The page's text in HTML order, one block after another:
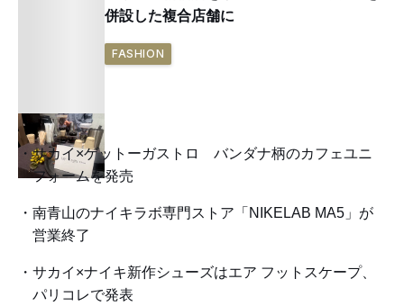
併設した複合店舗に
FASHION
サカイ×ゲットーガストロ バンダナ柄のカフェユニ
フォームを発売
南青山のナイキラボ専門ストア「NIKELAB MA5」が
営業終了
サカイ×ナイキ新作シューズはエア フットスケープ、
パリコレで発表